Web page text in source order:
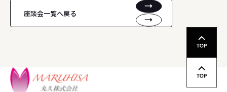
座談会一覧へ戻る